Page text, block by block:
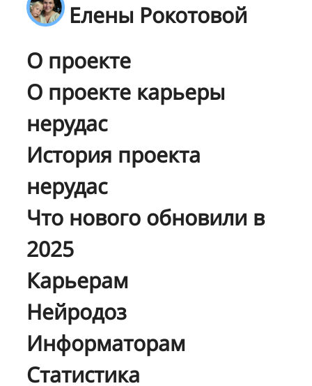
Елены Рокотовой
О проекте
О проекте карьеры
нерудас
История проекта
нерудас
Что нового обновили в
2025
Карьерам
Нейродоз
Информаторам
Статистика